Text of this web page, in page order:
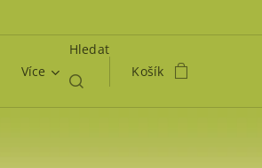
Více
Hledat
Košík